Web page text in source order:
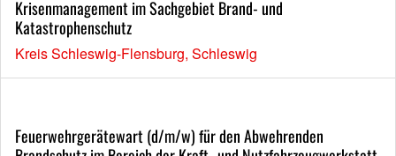
Krisenmanagement im Sachgebiet Brand- und
Katastrophenschutz
Kreis Schleswig-Flensburg, Schleswig
Feuerwehrgerätewart (d/m/w) für den Abwehrenden